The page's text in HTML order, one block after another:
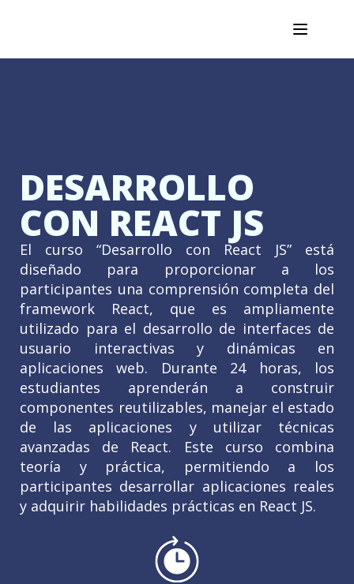
DESARROLLO
CON REACT JS
El curso “Desarrollo con React JS” está
diseñado para proporcionar a los
participantes una comprensión completa del
framework React, que es ampliamente
utilizado para el desarrollo de interfaces de
usuario interactivas y dinámicas en
aplicaciones web. Durante 24 horas, los
estudiantes aprenderán a construir
componentes reutilizables, manejar el estado
de las aplicaciones y utilizar técnicas
avanzadas de React. Este curso combina
teoría y práctica, permitiendo a los
participantes desarrollar aplicaciones reales
y adquirir habilidades prácticas en React JS.